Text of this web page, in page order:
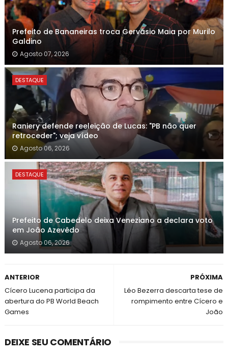
Prefeito de Bananeiras troca Gervásio Maia por Murilo
Galdino
Agosto 07, 2026
DESTAQUE
Raniery defende reeleição de Lucas: "PB não quer
retroceder"; veja vídeo
Agosto 06, 2026
DESTAQUE
Prefeito de Cabedelo deixa Veneziano a declara voto
em João Azevêdo
Agosto 06, 2026
PRÓXIMA
Léo Bezerra descarta tese de
rompimento entre Cícero e
João
ANTERIOR
Cícero Lucena participa da
abertura do PB World Beach
Games
DEIXE SEU COMENTÁRIO